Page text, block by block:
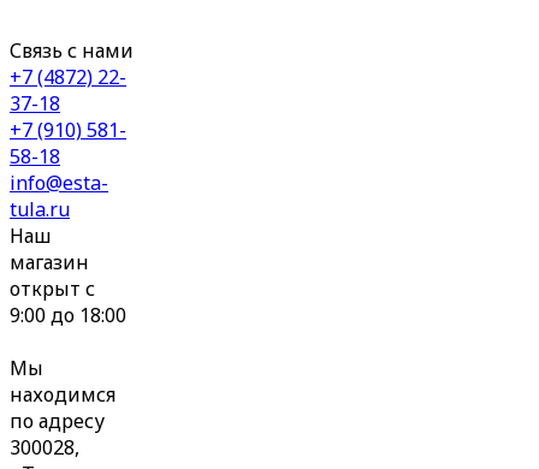
Связь с нами
+7 (4872) 22-
37-18
+7 (910) 581-
58-18
info@esta-
tula.ru
Наш
магазин
открыт с
9:00 до 18:00
Мы
находимся
по адресу
300028,